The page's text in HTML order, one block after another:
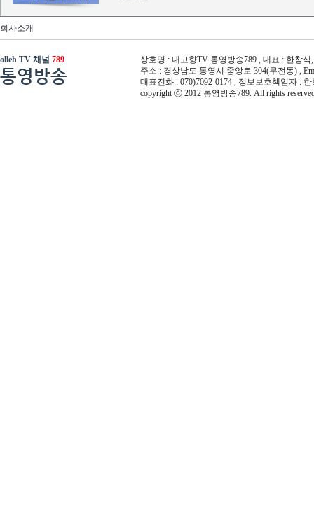
회사소개
olleh TV 채널 789
통영방송
상호명 : 내고향TV 통영방송789 , 대표 : 한창식
주소 : 경상남도 통영시 중앙로 304(무전동) ,
대표전화 : 070)7092-0174 , 정보보호책임자 :
copyright ⓒ 2012 통영방송789. All rights